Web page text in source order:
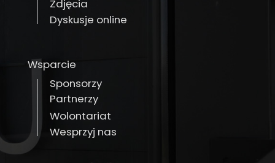
Zdjęcia
Dyskusje online
Wsparcie
Sponsorzy
Partnerzy
Wolontariat
Wesprzyj nas